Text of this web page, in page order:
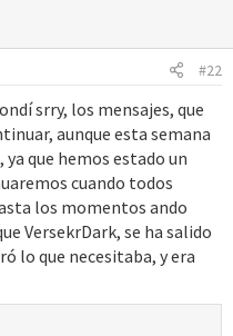
cambiar, u encontrar la
(LZ77) esta ni la menor
(LZ77) esta ni la menor
pero creo que es para las
la Pokédex.
#22
srry, los mensajes, que
aunque esta semana
que hemos estado un
cuando todos
los momentos ando
VersekrDark, se ha salido
lo que necesitaba, y era